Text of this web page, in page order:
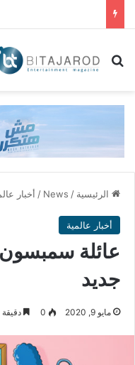
بحث عن
الرئيسية /
News
/ أخبار
أخبار عالمية
عائلة سمبسون
جديد
مايو 9, 2020 0